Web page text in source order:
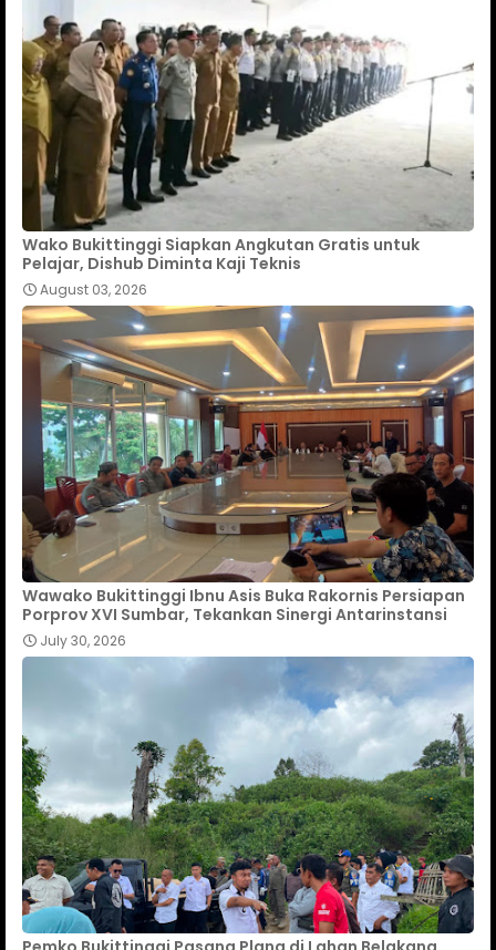
Wako Bukittinggi Siapkan Angkutan Gratis untuk
Pelajar, Dishub Diminta Kaji Teknis
August 03, 2026
Wawako Bukittinggi Ibnu Asis Buka Rakornis Persiapan
Porprov XVI Sumbar, Tekankan Sinergi Antarinstansi
July 30, 2026